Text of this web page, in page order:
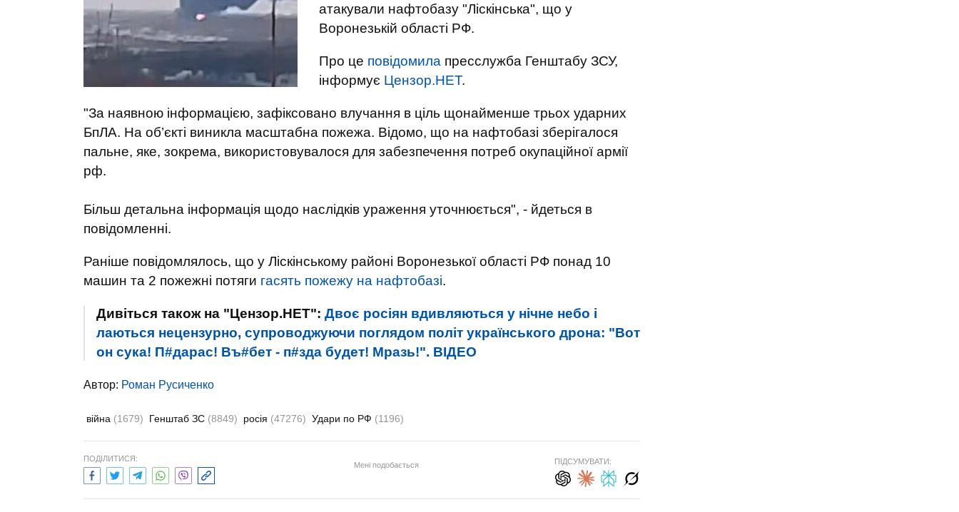
атакували нафтобазу "Ліскінська", що у
Воронезькій області РФ.
Про це повідомила пресслужба Генштабу ЗСУ,
інформує Цензор.НЕТ.
"За наявною інформацією, зафіксовано влучання в ціль щонайменше трьох ударних
БпЛА. На об’єкті виникла масштабна пожежа. Відомо, що на нафтобазі зберігалося
пальне, яке, зокрема, використовувалося для забезпечення потреб окупаційної армії
рф.
Більш детальна інформація щодо наслідків ураження уточнюється", - йдеться в
повідомленні.
Раніше повідомлялось, що у Ліскінському районі Воронезької області РФ понад 10
машин та 2 пожежні потяги гасять пожежу на нафтобазі.
Дивіться також на "Цензор.НЕТ": Двоє росіян вдивляються у нічне небо і
лаються нецензурно, супроводжуючи поглядом політ українського дрона: "Вот
он сука! П#дарас! Въ#бет - п#зда будет! Мразь!". ВIДЕО
Автор: Роман Русиченко
війна (1679) Генштаб ЗС (8849) росія (47276) Удари по РФ (1196)
ПОДІЛИТИСЯ:
Мені подобається ПІДСУМУВАТИ: